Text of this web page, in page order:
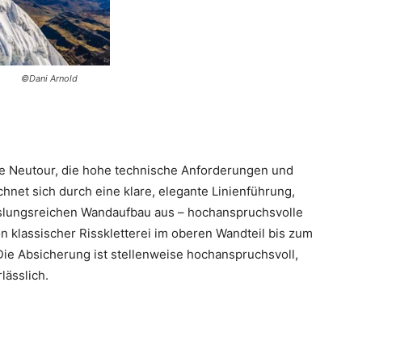
©Dani Arnold
Neutour, die hohe technische Anforderungen und
sich durch eine klare, elegante Linienführung,
Wandaufbau aus – hochanspruchsvolle
klassischer Risskletterei im oberen Wandteil bis zum
Absicherung ist stellenweise hochanspruchsvoll,